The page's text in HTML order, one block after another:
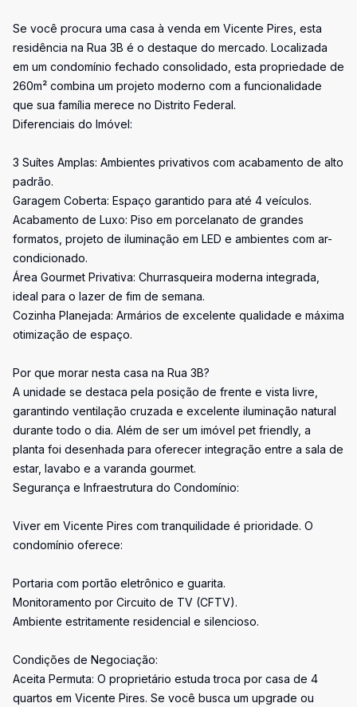
Se você procura uma casa à venda em Vicente Pires, esta
residência na Rua 3B é o destaque do mercado. Localizada
em um condomínio fechado consolidado, esta propriedade de
260m² combina um projeto moderno com a funcionalidade
que sua família merece no Distrito Federal.
Diferenciais do Imóvel:
3 Suítes Amplas: Ambientes privativos com acabamento de alto
padrão.
Garagem Coberta: Espaço garantido para até 4 veículos.
Acabamento de Luxo: Piso em porcelanato de grandes
formatos, projeto de iluminação em LED e ambientes com ar-
condicionado.
Área Gourmet Privativa: Churrasqueira moderna integrada,
ideal para o lazer de fim de semana.
Cozinha Planejada: Armários de excelente qualidade e máxima
otimização de espaço.
Por que morar nesta casa na Rua 3B?
A unidade se destaca pela posição de frente e vista livre,
garantindo ventilação cruzada e excelente iluminação natural
durante todo o dia. Além de ser um imóvel pet friendly, a
planta foi desenhada para oferecer integração entre a sala de
estar, lavabo e a varanda gourmet.
Segurança e Infraestrutura do Condomínio:
Viver em Vicente Pires com tranquilidade é prioridade. O
condomínio oferece:
Portaria com portão eletrônico e guarita.
Monitoramento por Circuito de TV (CFTV).
Ambiente estritamente residencial e silencioso.
Condições de Negociação:
Aceita Permuta: O proprietário estuda troca por casa de 4
quartos em Vicente Pires. Se você busca um upgrade ou